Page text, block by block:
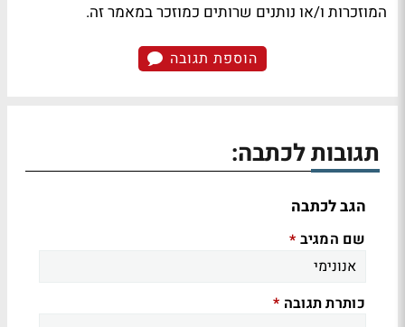
המוזכרות ו/או נותנים שרותים כמוזכר במאמר זה.
הוספת תגובה
תגובות לכתבה:
הגב לכתבה
שם המגיב *
כותרת תגובה *